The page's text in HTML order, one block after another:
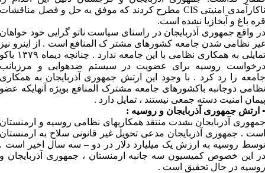
ناکارآمدی امنیتی CIS مطرح کردند که موفق به حل و فصل مناقشات
قره باغ و آبخازیا نشده است.
در واقع جمهوری آذربایجان در راستای سیاست ناتو گرایی خود خواهان
غیر نظامی شدن جامعه کشورهای مشتر ک المنافع است . از اینرو نیز
تمایلی به همکاری نظامی با این جامعه ندارد . چنانچه دیماه ۱۳۷۹ باکو
درخواست روسیه برای عضویت در سیستم ضدهوایی و مرزبانب
جامعه را رد کرد . با وجود این ارتش جمهوری آذربایجان به همکاری
نظامی دوجانبه باکشورهای جامعه مشترک المنافع بویژه آنهایکه عضو
پیمان امنیت دسته جمعی نیستند ، تمایل دارد .
• ارتش جمهوری آذربایجان و روسیه :
جمهوری آذربایجان بشدت منتقد همکاریهای نظامی روسیه و ارمنستان
است . جمهوری آذربایجان مدعی تحویل غیر قانونی سلاح به ارمنستان
توسط روسیه به ارزش یک میلیارد دلار در دو – سه سال اخیر است .
در این خصوص کمیسیون سه جانبه ارمنستان ، جمهوری آذربایجان و
روسیه در حال تحقیق است .